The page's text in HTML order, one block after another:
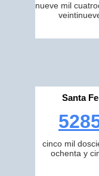
nueve mil
Santa Fe
cinco mil
ochenta y